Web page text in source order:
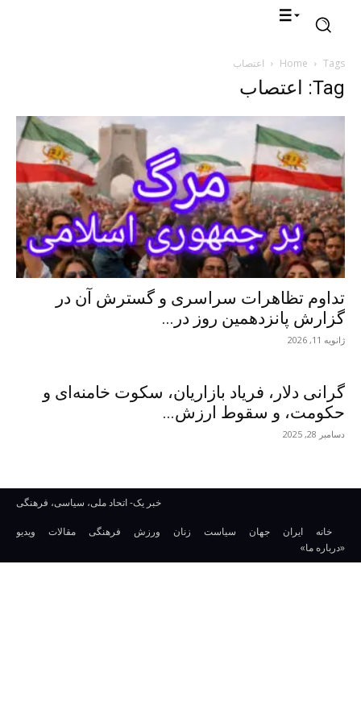
Home Tags اعتصاب
Tag: اعتصاب
تداوم تظاهرات سراسری و گسترش آن در
گزارش پانزدهمین روز در...
ژانویه 11, 2026
گرانی دلار، فریاد بازاریان، سکوت خامنه‌ای و
حکومت، و سقوط ارزش...
دسامبر 28, 2025
خبر یک- اتحاد ملی، سیاسی، فرهنگی
خانه ایران جهان سیاست زنان ورزش فرهنگی مقالات
ویدیو
«درباره ما»